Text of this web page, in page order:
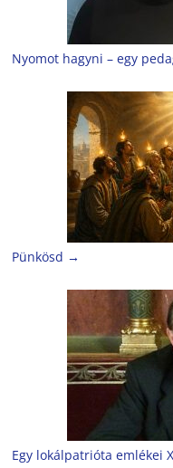
Nyomot hagyni – egy
Pünkösd →
Egy lokálpatrióta emlékei